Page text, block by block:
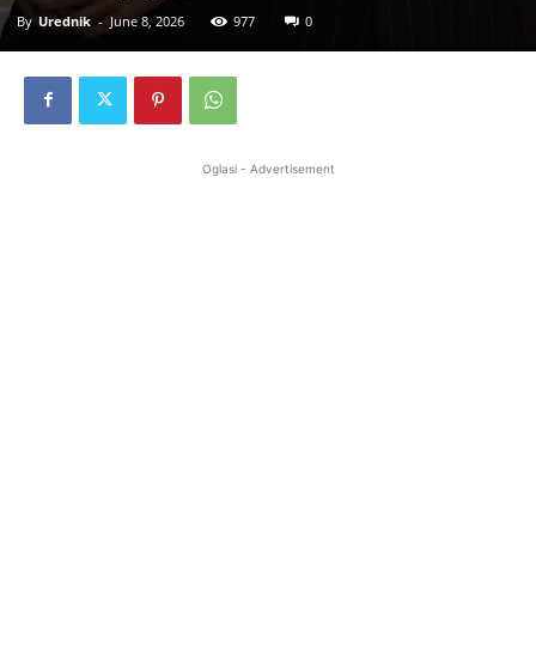
By Urednik - June 8, 2026 977 0
Oglasi - Advertisement